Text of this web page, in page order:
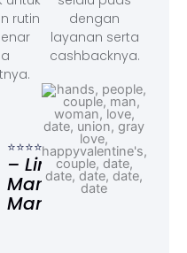
rutin
⭐⭐⭐⭐⭐
– Linda,
Marketing
Manager
dengan
layanan serta
cashbacknya.